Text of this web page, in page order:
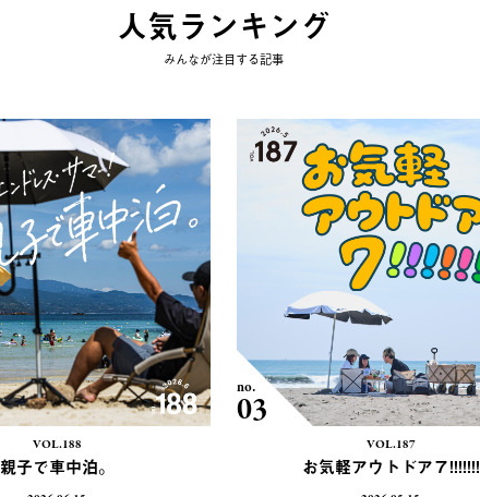
人気ランキング
みんなが注目する記事
VOL.188
親子で車中泊。
no.
03
VOL.187
お気軽アウトドア７!!!!!!!